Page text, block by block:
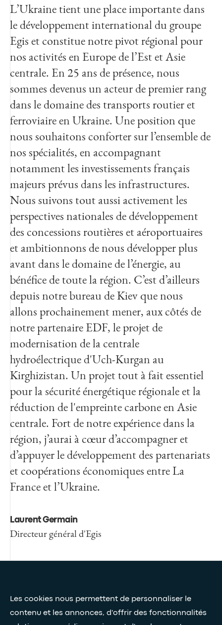
Les cookies nous permettent de personnaliser le
contenu et les annonces, d'offrir des fonctionnalités
L’Ukraine tient une place importante dans
le développement international du groupe
Egis et constitue notre pivot régional pour
nos activités en Europe de l’Est et Asie
centrale. En 25 ans de présence, nous
sommes devenus un acteur de premier rang
dans le domaine des transports routier et
ferroviaire en Ukraine. Une position que
nous souhaitons conforter sur l’ensemble de
nos spécialités, en accompagnant
notamment les investissements français
majeurs prévus dans les infrastructures.
Nous suivons tout aussi activement les
perspectives nationales de développement
des concessions routières et aéroportuaires
et ambitionnons de nous développer plus
avant dans le domaine de l’énergie, au
bénéfice de toute la région. C’est d’ailleurs
depuis notre bureau de Kiev que nous
allons prochainement mener, aux côtés de
notre partenaire EDF, le projet de
modernisation de la centrale
hydroélectrique d'Uch-Kurgan au
Kirghizistan. Un projet tout à fait essentiel
pour la sécurité énergétique régionale et la
réduction de l'empreinte carbone en Asie
centrale. Fort de notre expérience dans la
région, j’aurai à cœur d’accompagner et
d’appuyer le développement des partenariats
et coopérations économiques entre La
France et l’Ukraine.
Laurent Germain
Directeur général d'Egis
Nos livres blancs